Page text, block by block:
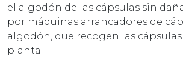
el algodón de las cápsulas sin
por máquinas arrancadores de
algodón, que recogen las
planta.